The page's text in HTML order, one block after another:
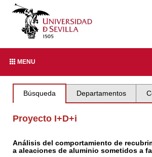
MENU
Búsqueda Departamentos
Proyecto I+D+i
Análisis del comportamiento de
a aleaciones de aluminio sometidos a